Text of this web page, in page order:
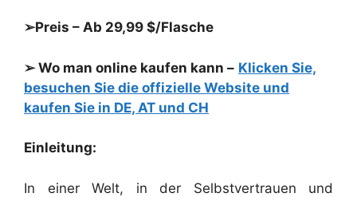
➢Preis – Ab 29,99 $/Flasche
➢ Wo man online kaufen kann – Klicken Sie,
besuchen Sie die offizielle Website und
kaufen Sie in DE, AT und CH
Einleitung:
In einer Welt, in der Selbstvertrauen und